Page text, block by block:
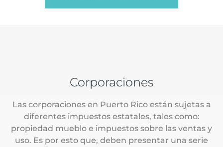
Corporaciones
Las corporaciones en Puerto Rico están sujetas a
diferentes impuestos estatales, tales como:
propiedad mueblo e impuestos sobre las ventas y
uso. Es por esto que, deben presentar una serie